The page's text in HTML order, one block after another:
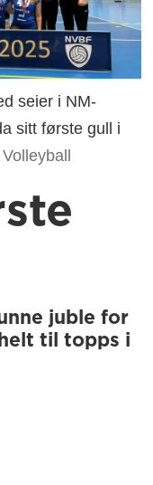
seier i NM-
sitt første gull i
juble for
til topps i